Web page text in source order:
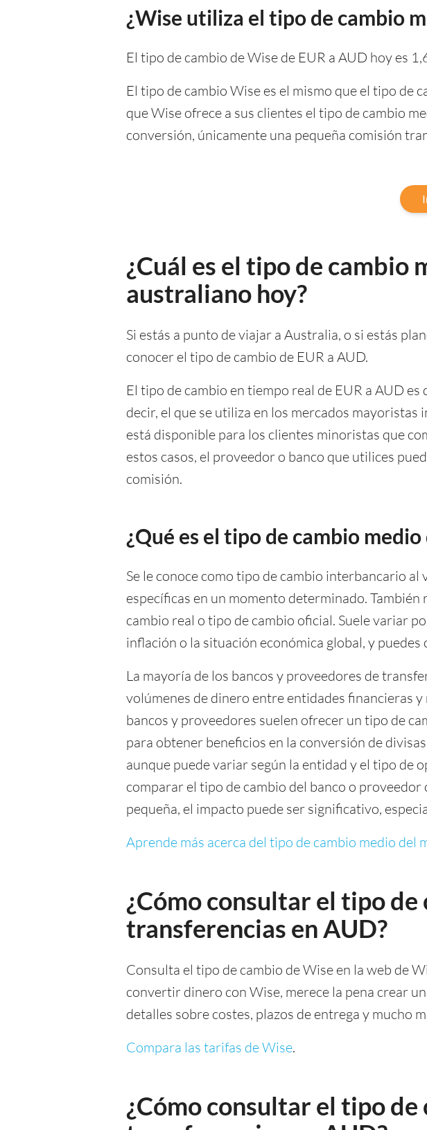
¿Wise utiliza el tipo de cambio
El tipo de cambio de Wise de EUR a AUD hoy es
El tipo de cambio Wise es el mismo que el tipo de
que Wise ofrece a sus clientes el tipo de cambio
conversión, únicamente una pequeña comisión
¿Cuál es el tipo de cambio
australiano hoy?
Si estás a punto de viajar a Australia, o si estás
conocer el tipo de cambio de EUR a AUD.
El tipo de cambio en tiempo real de EUR a AUD
decir, el que se utiliza en los mercados
está disponible para los clientes minoristas que
estos casos, el proveedor o banco que utilices
comisión.
¿Qué es el tipo de cambio
Se le conoce como tipo de cambio interbancario
específicas en un momento determinado.
cambio real o tipo de cambio oficial. Suele variar
inflación o la situación económica global, y
La mayoría de los bancos y proveedores de
volúmenes de dinero entre entidades financieras
bancos y proveedores suelen ofrecer un tipo de
para obtener beneficios en la conversión de
aunque puede variar según la entidad y el tipo de
comparar el tipo de cambio del banco o
pequeña, el impacto puede ser significativo,
Aprende más acerca del tipo de cambio medio del
¿Cómo consultar el tipo
transferencias en AUD?
Consulta el tipo de cambio de Wise en la web de
convertir dinero con Wise, merece la pena crear
detalles sobre costes, plazos de entrega y mucho
Compara las tarifas de Wise.
¿Cómo consultar el tipo